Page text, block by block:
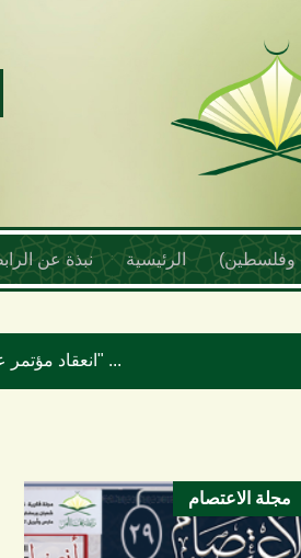
وفلسطين) الرئيسية نبذة عن
مجلة الاعتصام